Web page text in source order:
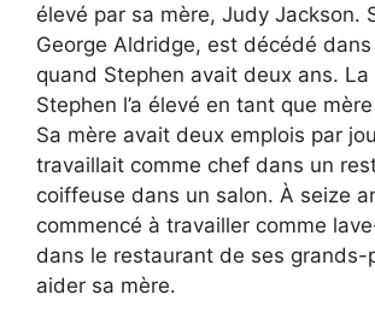
élevé par sa mère, Judy Jackson.
George Aldridge, est décédé
quand Stephen avait deux ans. La
Stephen l’a élevé en tant que
Sa mère avait deux emplois par
travaillait comme chef dans un
coiffeuse dans un salon. À seize
commencé à travailler comme
dans le restaurant de ses grands-
aider sa mère.